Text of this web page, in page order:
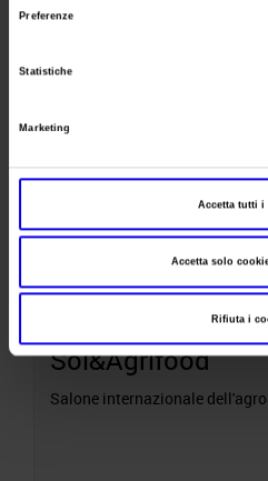
Preferenze
Statistiche
Marketing
Accetta tutti i
Accetta solo
Rifiuta i
02-05
Sol&Agrifood
Salone internazionale